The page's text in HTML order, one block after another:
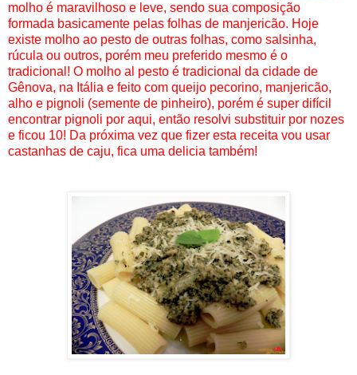
molho é maravilhoso e leve, sendo sua composição
formada basicamente pelas folhas de manjericão. Hoje
existe molho ao pesto de outras folhas, como salsinha,
rúcula ou outros, porém meu preferido mesmo é o
tradicional! O molho al pesto é tradicional da cidade de
Gênova, na Itália e feito com queijo pecorino, manjericão,
alho e pignoli (semente de pinheiro), porém é super difícil
encontrar pignoli por aqui, então resolvi substituir por nozes
e ficou 10! Da próxima vez que fizer esta receita vou usar
castanhas de caju, fica uma delicia também!